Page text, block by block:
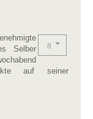
Selber
auf seiner